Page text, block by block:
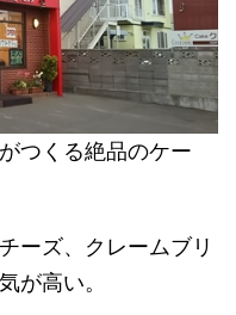
つくる絶品のケー
ーズ、クレームブリ
が高い。